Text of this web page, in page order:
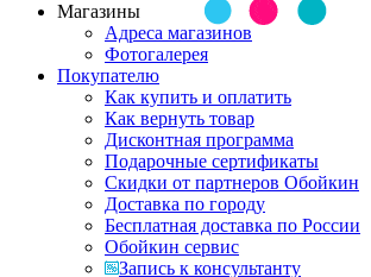
Магазины
Адреса магазинов
Фотогалерея
Покупателю
Как купить и оплатить
Как вернуть товар
Дисконтная программа
Подарочные сертификаты
Скидки от партнеров Обойкин
Доставка по городу
Бесплатная доставка по России
Обойкин сервис
Запись к консультанту